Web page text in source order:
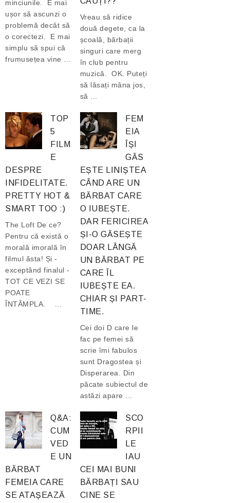
minciunile. E mai
ușor să ascunzi o
problemă decât să
o corectezi. E mai
simplu să spui că
frumusețea vine ...
Vreau să ridice
două degete, ca la
școală, bărbații
singuri care merg
în club pentru
muzică. OK. Puteți
să lăsați mâna jos,
să ...
TOP
5
FILM
E
DESPRE
INFIDELITATE.
PRETTY HOT &
SMART TOO :)
The Loft De ce?
Pentru că există o
morală imorală în
filmul ăsta! Și -
exceptând finalul -
TOT CE VEZI SE
POATE
ÎNTÂMPLA. ...
FEM
EIA
ÎȘI
GĂS
EȘTE LINIȘTEA
CÂND ARE UN
BĂRBAT CARE
O IUBEȘTE.
DAR FERICIREA
ȘI-O GĂSEȘTE
DOAR LÂNGĂ
UN BĂRBAT PE
CARE ÎL
IUBEȘTE EA.
CHIAR ȘI PART-
TIME.
Cei doi D care le
fac pe femei să
scrie îmi fabulos
sunt Dragostea și
Disperarea. Din
păcate subiectul de
astăzi apare ...
Q&A:
CUM
VED
E UN
BĂRBAT
FEMEIA CARE
SE ATAȘEAZĂ
SCO
RPII
LE
IAU
CEI MAI BUNI
BĂRBAȚI SAU
CINE SE